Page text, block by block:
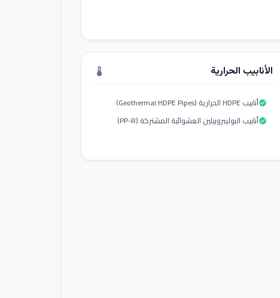
الأنابيب الحرارية thermostat
أنابيب HDPE الحرارية (Geothermal HDPE Pipes)check_circle
أنابيب البوليبروبيلين العشوائية المشتركة (PP-R)check_circle